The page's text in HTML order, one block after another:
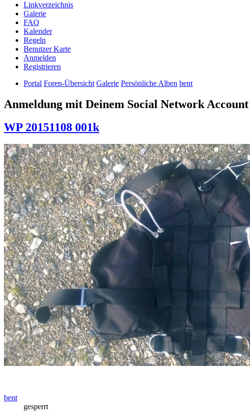
Linkverzeichnis
Galerie
FAQ
Kalender
Regeln
Benutzer Karte
Anmelden
Registrieren
Portal Foren-Übersicht Galerie Persönliche Alben bent
Anmeldung mit Deinem Social Network Account
WP 20151108 001k
bent
gesperrt